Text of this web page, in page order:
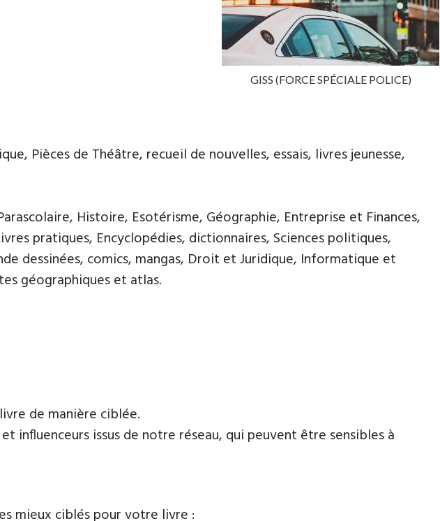
GISS (FORCE SPÉCIALE POLICE)
Pièces de Théâtre, recueil de nouvelles, essais, livres jeunesse,
Histoire, Esotérisme, Géographie, Entreprise et Finances,
pratiques, Encyclopédies, dictionnaires, Sciences politiques,
dessinées, comics, mangas, Droit et Juridique, Informatique et
géographiques et atlas.
de manière ciblée.
influenceurs issus de notre réseau, qui peuvent être sensibles à
mieux ciblés pour votre livre :